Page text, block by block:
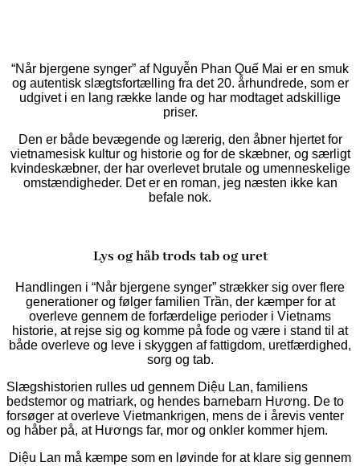
“Når bjergene synger” af Nguyễn Phan Quế Mai er en smuk
og autentisk slægtsfortælling fra det 20. århundrede, som er
udgivet i en lang række lande og har modtaget adskillige
priser.
Den er både bevægende og lærerig, den åbner hjertet for
vietnamesisk kultur og historie og for de skæbner, og særligt
kvindeskæbner, der har overlevet brutale og umenneskelige
omstændigheder. Det er en roman, jeg næsten ikke kan
befale nok.
Lys og håb trods tab og uret
Handlingen i “Når bjergene synger” strækker sig over flere
generationer og følger familien Trần, der kæmper for at
overleve gennem de forfærdelige perioder i Vietnams
historie, at rejse sig og komme på fode og være i stand til at
både overleve og leve i skyggen af fattigdom, uretfærdighed,
sorg og tab.
Slægshistorien rulles ud gennem Diệu Lan, familiens
bedstemor og matriark, og hendes barnebarn Hương. De to
forsøger at overleve Vietmankrigen, mens de i årevis venter
og håber på, at Hươngs far, mor og onkler kommer hjem.
Diệu Lan må kæmpe som en løvinde for at klare sig gennem